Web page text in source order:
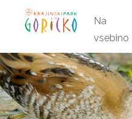
Na
vsebino